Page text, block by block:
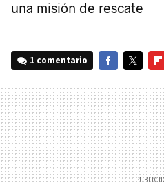
una misión de rescate
1 comentario